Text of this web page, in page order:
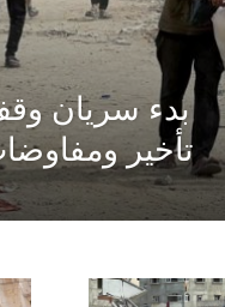
بدء سريان
تأخير